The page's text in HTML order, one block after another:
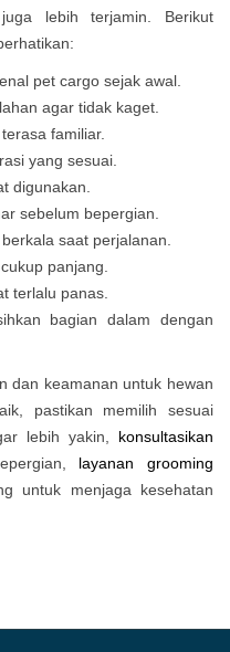
lebih terjamin. Berikut
pet cargo sejak awal.
agar tidak kaget.
familiar.
yang sesuai.
digunakan.
sebelum bepergian.
saat perjalanan.
panjang.
terlalu panas.
bagian dalam dengan
dan keamanan untuk hewan
pastikan memilih sesuai
lebih yakin, konsultasikan
layanan grooming
untuk menjaga kesehatan